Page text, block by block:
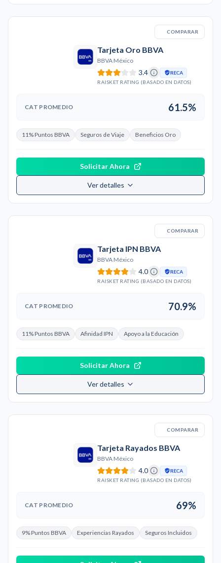
COMPARAR
Tarjeta Oro BBVA
BBVA México
3.4
RECA
RAISKET RATING (BASADO EN DATOS)
CAT PROMEDIO 61.5%
11% Puntos BBVA Seguros de Viaje Beneficios Oro
Solicitar Ahora
Ver detalles
COMPARAR
Tarjeta IPN BBVA
BBVA México
4.0
RECA
RAISKET RATING (BASADO EN DATOS)
CAT PROMEDIO 70.9%
11% Puntos BBVA Afinidad IPN Apoyo a la Educación
Solicitar Ahora
Ver detalles
COMPARAR
Tarjeta Rayados BBVA
BBVA México
4.0
RECA
RAISKET RATING (BASADO EN DATOS)
CAT PROMEDIO 69%
9% Puntos BBVA Experiencias Rayados Seguros Incluidos